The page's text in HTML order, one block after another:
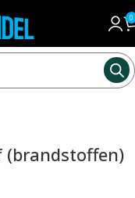
0
(brandstoffen)